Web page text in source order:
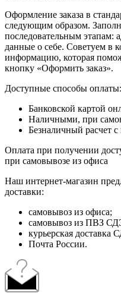
Оформление заказа в
следующим образом.
последовательным этапам:
данные о себе. Советуем в
информацию, которая
кнопку «Оформить заказ».
Доступные способы оплаты:
Банковской картой
Наличными, при
Безналичный расчет
Оплата при получении
при самовывозе из офиса
Наш интернет-магазин
доставки:
самовывоз из офиса;
самовывоз из ПВЗ
курьерская доставка
Почта России.